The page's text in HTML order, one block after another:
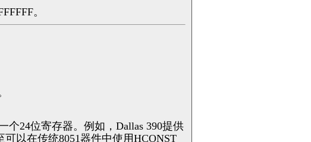
。
个24位寄存器。例如，Dallas 390提供
以在传统8051器件中使用HCONST